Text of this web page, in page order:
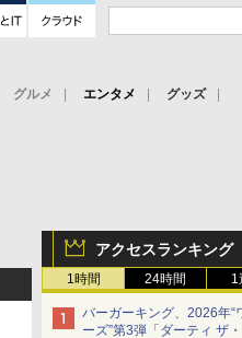
グルメ エンタメ
グッズ
アクセスランキング
1時間 24時間 1
バーガーキング、2026年“
ーズ”第3弾「ダーティ ザ